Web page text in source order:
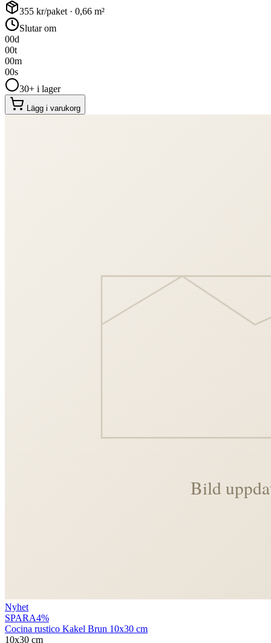
355 kr/paket · 0,66 m²
Slutar om
00d
00t
00m
00s
30+ i lager
Lägg i varukorg
Nyhet
SPARA4%
Cocina rustico Kakel Brun 10x30 cm
10x30 cm